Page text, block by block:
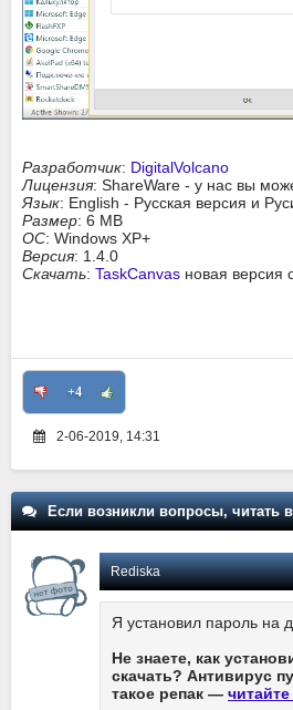
Разработчик: DigitalVolcano
Лицензия: ShareWare - у нас вы
Язык: English - Русская версия и
Размер: 6 MB
ОС: Windows XP+
Версия: 1.4.0
Скачать: TaskCanvas новая версия
+4
2-06-2019, 14:31
Если возникли вопросы, читать
Rediska
Я установил пароль на
Не знаете, как
скачать? Антивирус
такое репак — читайте